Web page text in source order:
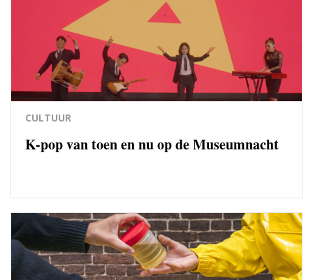
CULTUUR
K-pop van toen en nu op de Museumnacht